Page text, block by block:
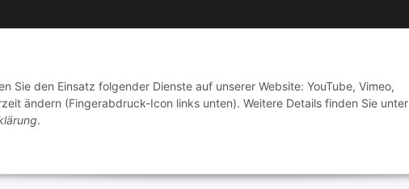
Sie den Einsatz folgender Dienste auf unserer Website: YouTube, Vimeo,
ändern (Fingerabdruck-Icon links unten). Weitere Details finden Sie unter
.
© by Moto Technik UG